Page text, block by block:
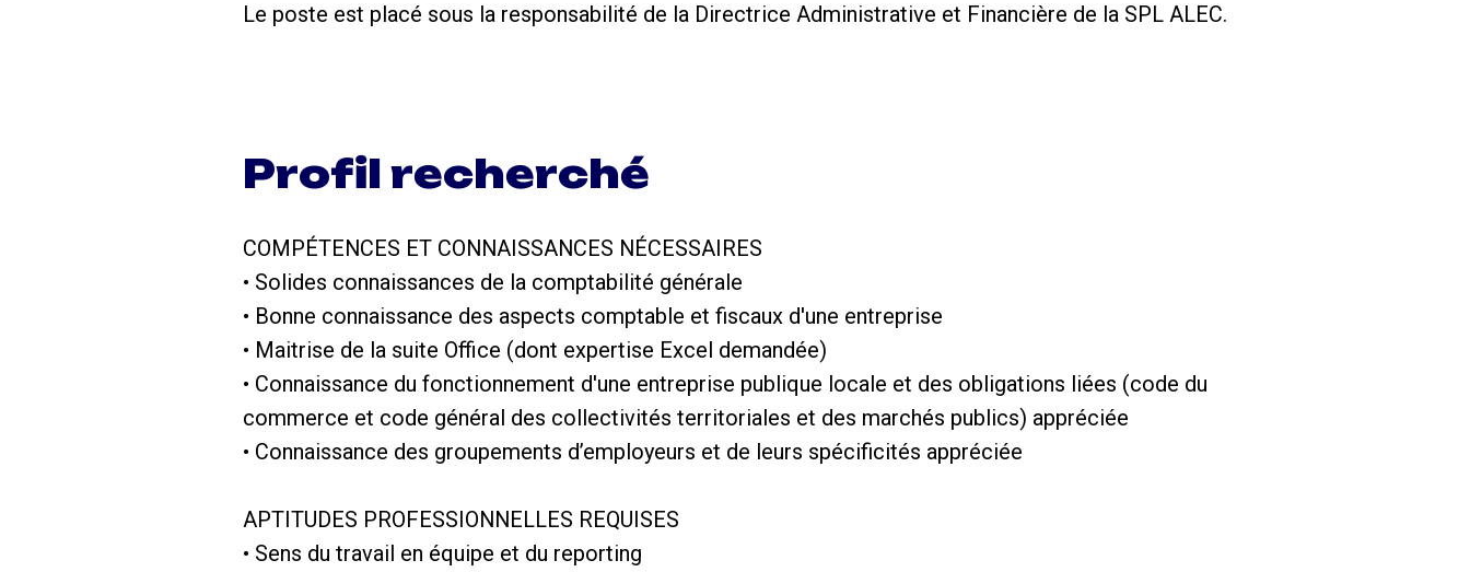
Le poste est placé sous la responsabilité de la Directrice Administrative et Financière de la SPL ALEC.
Profil recherché
COMPÉTENCES ET CONNAISSANCES NÉCESSAIRES
• Solides connaissances de la comptabilité générale
• Bonne connaissance des aspects comptable et fiscaux d'une entreprise
• Maitrise de la suite Office (dont expertise Excel demandée)
• Connaissance du fonctionnement d'une entreprise publique locale et des obligations liées (code du
commerce et code général des collectivités territoriales et des marchés publics) appréciée
• Connaissance des groupements d’employeurs et de leurs spécificités appréciée
APTITUDES PROFESSIONNELLES REQUISES
• Sens du travail en équipe et du reporting